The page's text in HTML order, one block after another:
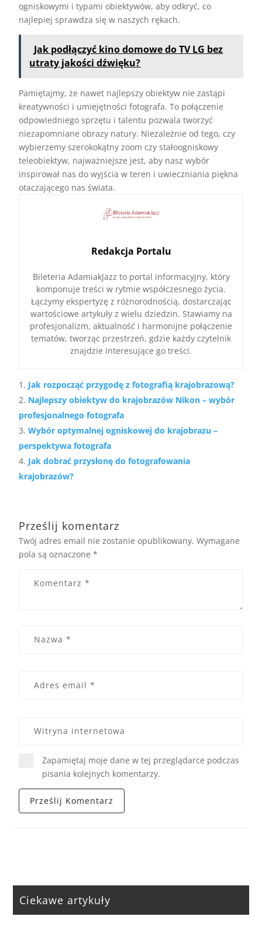
ogniskowymi i typami obiektywów, aby odkryć, co
najlepiej sprawdza się w naszych rękach.
Jak podłączyć kino domowe do TV LG bez
utraty jakości dźwięku?
Pamiętajmy, że nawet najlepszy obiektyw nie zastąpi
kreatywności i umiejętności fotografa. To połączenie
odpowiedniego sprzętu i talentu pozwala tworzyć
niezapomniane obrazy natury. Niezależnie od tego, czy
wybierzemy szerokokątny zoom czy stałoogniskowy
teleobiektyw, najważniejsze jest, aby nasz wybór
inspirował nas do wyjścia w teren i uwieczniania piękna
otaczającego nas świata.
Redakcja Portalu
Bileteria AdamiakJazz to portal informacyjny, który
komponuje treści w rytmie współczesnego życia.
Łączymy ekspertyzę z różnorodnością, dostarczając
wartościowe artykuły z wielu dziedzin. Stawiamy na
profesjonalizm, aktualność i harmonijne połączenie
tematów, tworząc przestrzeń, gdzie każdy czytelnik
znajdzie interesujące go treści.
Jak rozpocząć przygodę z fotografią krajobrazową?
Najlepszy obiektyw do krajobrazów Nikon – wybór
profesjonalnego fotografa
Wybór optymalnej ogniskowej do krajobrazu –
perspektywa fotografa
Jak dobrać przysłonę do fotografowania
krajobrazów?
Prześlij komentarz
Twój adres email nie zostanie opublikowany. Wymagane
pola są oznaczone*
Zapamiętaj moje dane w tej przeglądarce podczas
pisania kolejnych komentarzy.
Ciekawe artykuły